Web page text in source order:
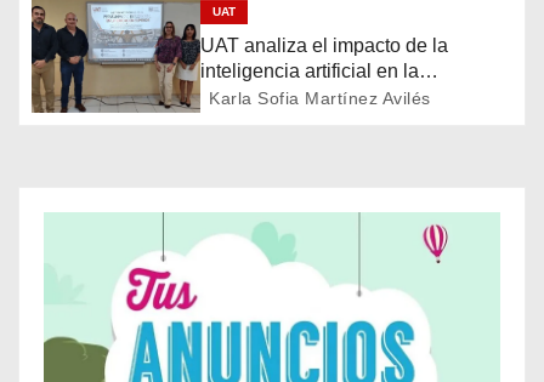
n
d
r
UAT
UAT analiza el impacto de la
inteligencia artificial en la
educación
Karla Sofia Martínez Avilés